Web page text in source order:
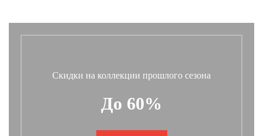
Скидки на коллекции прошлого сезона
До 60%